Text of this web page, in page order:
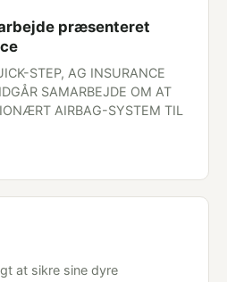
præsenteret
STEP, AG INSURANCE
SAMARBEJDE OM AT
AIRBAG-SYSTEM TIL
at sikre sine dyre